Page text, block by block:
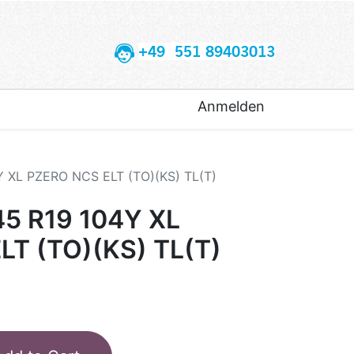
+49 551 89403013
Anmelden
PZERO NCS ELT (TO)(KS) TL(T)
R19 104Y XL
(TO)(KS) TL(T)